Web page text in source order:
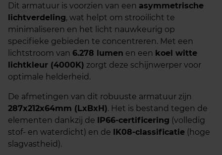
Dit armatuur is voorzien van een asymmetrische
lichtverdeling, wat helpt om strooilicht te
minimaliseren en het licht nauwkeurig op
specifieke gebieden te concentreren. Met een
lichtstroom van 6.278 lumen en een koel witte
lichtkleur (4000K) zorgt deze schijnwerper voor
optimale helderheid.
De afmetingen van dit robuuste armatuur zijn
287x212x64mm (LxBxH). Het is bestand tegen de
elementen dankzij de IP66-certificering (volledig
stof- en waterdicht) en de IK08-classificatie (hoge
slagvastheid).